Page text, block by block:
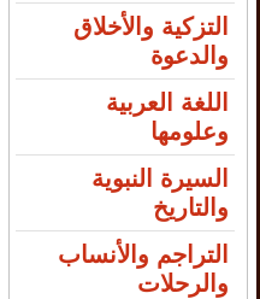
التزكية والأخلاق
والدعوة
اللغة العربية
وعلومها
السيرة النبوية
والتاريخ
التراجم والأنساب
والرحلات